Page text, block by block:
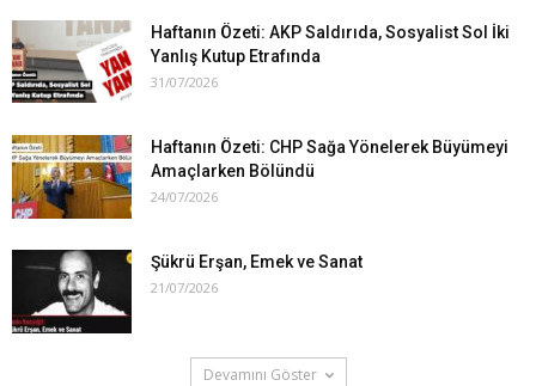
Haftanın Özeti: AKP Saldırıda, Sosyalist Sol İki
Yanlış Kutup Etrafında
31/07/2026
Haftanın Özeti: CHP Sağa Yönelerek Büyümeyi
Amaçlarken Bölündü
24/07/2026
Şükrü Erşan, Emek ve Sanat
21/07/2026
Devamını Göster